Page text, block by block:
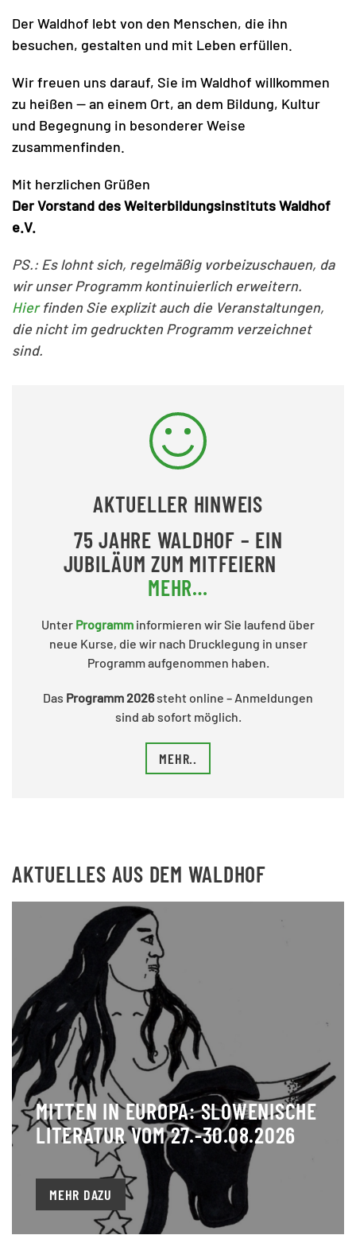
Der Waldhof lebt von den Menschen, die ihn
besuchen, gestalten und mit Leben erfüllen.
Wir freuen uns darauf, Sie im Waldhof willkommen
zu heißen — an einem Ort, an dem Bildung, Kultur
und Begegnung in besonderer Weise
zusammenfinden.
Mit herzlichen Grüßen
Der Vorstand des Weiterbildungsinstituts Waldhof
e.V.
PS.: Es lohnt sich, regelmäßig vorbeizuschauen, da
wir unser Programm kontinuierlich erweitern.
Hierfinden Sie explizit auch die Veranstaltungen,
die nicht im gedruckten Programm verzeichnet
sind.
AKTUELLER HINWEIS
75 JAHRE WALDHOF – EIN
JUBILÄUM ZUM MITFEIERN
MEHR…
Unter Programm informieren wir Sie laufend über
neue Kurse, die wir nach Drucklegung in unser
Programm aufgenommen haben.
Das Programm 2026steht online – Anmeldungen
sind ab sofort möglich.
MEHR..
AKTUELLES AUS DEM WALDHOF
MITTEN IN EUROPA: SLOWENISCHE
LITERATUR VOM 27.-30.08.2026
MEHR DAZU